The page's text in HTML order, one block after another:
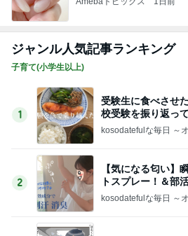
ジャンル人気記事ランキング
子育て(小学生以上)
1
受験生に食べさせ
校受験を振り返っ
kosodatefulな毎日 ～
2
【気になる匂い】
トスプレー！＆部
た
kosodatefulな毎日 ～